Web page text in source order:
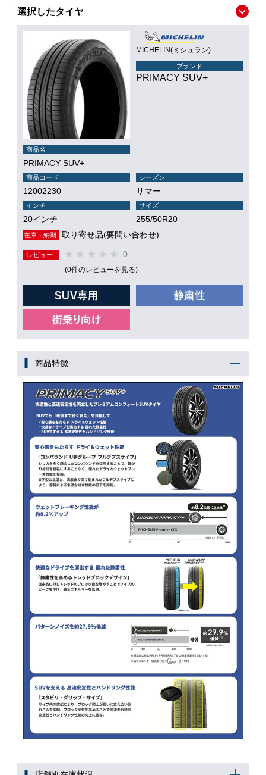
選択したタイヤ
MICHELIN(ミシュラン)
ブランド
PRIMACY SUV+
商品名
PRIMACY SUV+
商品コード
12002230
シーズン
サマー
インチ
20インチ
サイズ
255/50R20
在庫・納期 取り寄せ品(要問い合わせ)
レビュー 0
(0件のレビューを見る)
商品特徴